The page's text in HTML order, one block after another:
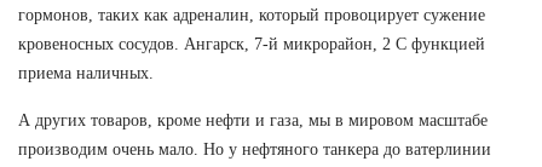
гормонов, таких как адреналин, который провоцирует сужение
кровеносных сосудов. Ангарск, 7-й микрорайон, 2 С функцией
приема наличных.
А других товаров, кроме нефти и газа, мы в мировом масштабе
производим очень мало. Но у нефтяного танкера до ватерлинии